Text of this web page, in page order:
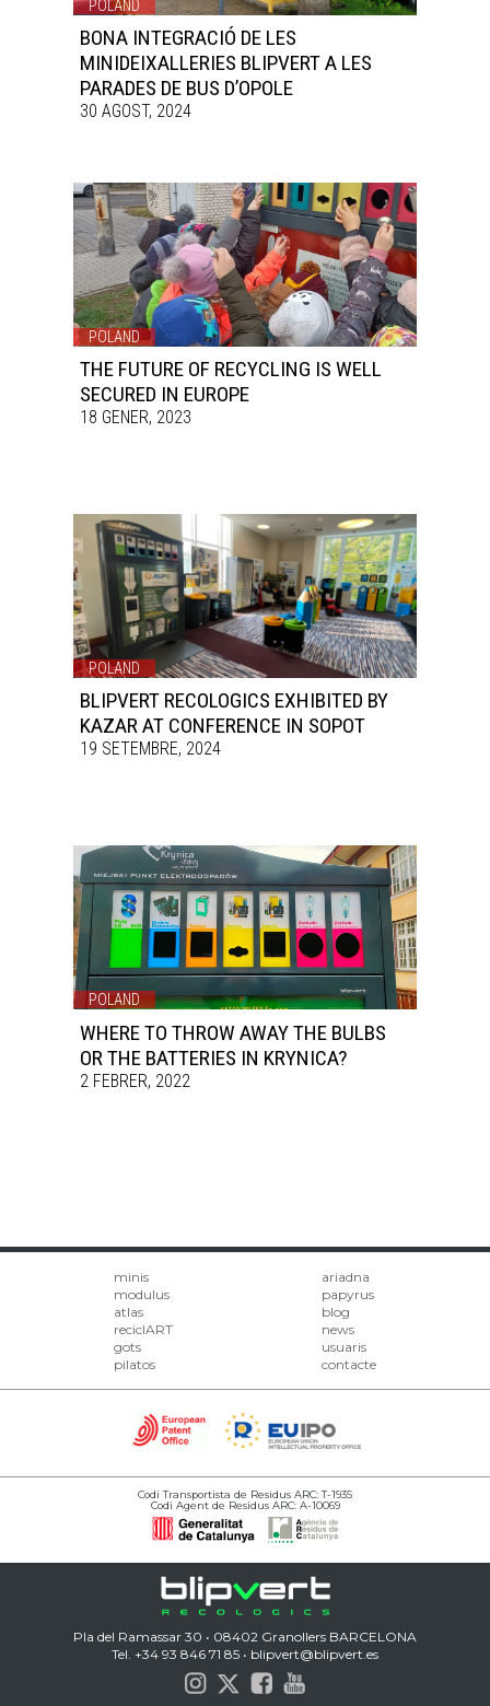
POLAND
BONA INTEGRACIÓ DE LES
MINIDEIXALLERIES BLIPVERT A LES
PARADES DE BUS D’OPOLE
30 AGOST, 2024
POLAND
THE FUTURE OF RECYCLING IS WELL
SECURED IN EUROPE
18 GENER, 2023
POLAND
BLIPVERT RECOLOGICS EXHIBITED BY
KAZAR AT CONFERENCE IN SOPOT
19 SETEMBRE, 2024
POLAND
WHERE TO THROW AWAY THE BULBS
OR THE BATTERIES IN KRYNICA?
2 FEBRER, 2022
minis
modulus
atlas
reciclART
gots
pilatos
ariadna
papyrus
blog
news
usuaris
contacte
Codi Transportista de Residus ARC: T-1935
Codi Agent de Residus ARC: A-10069
Pla del Ramassar 30 • 08402 Granollers BARCELONA
Tel. +34 93 846 71 85 • blipvert@blipvert.es